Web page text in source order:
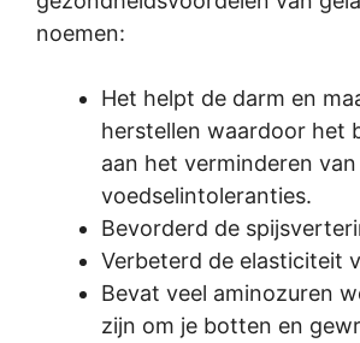
noemen:
Het helpt de darm en
herstellen waardoor het
aan het verminderen van
voedselintoleranties.
Bevorderd de
Verbeterd de elasticiteit
Bevat veel aminozuren
zijn om je botten en